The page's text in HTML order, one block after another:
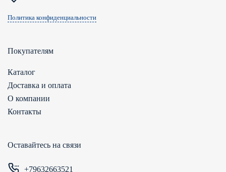
Политика конфиденциальности
Покупателям
Каталог
Доставка и оплата
О компании
Контакты
Оставайтесь на связи
+79632663521